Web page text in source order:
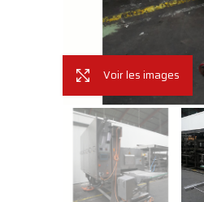
Voir les images